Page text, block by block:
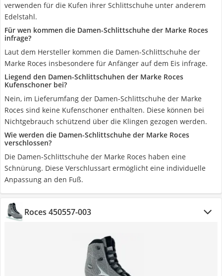
verwenden für die Kufen ihrer Schlittschuhe unter anderem
Edelstahl.
Für wen kommen die Damen-Schlittschuhe der Marke Roces
infrage?
Laut dem Hersteller kommen die Damen-Schlittschuhe der
Marke Roces insbesondere für Anfänger auf dem Eis infrage.
Liegend den Damen-Schlittschuhen der Marke Roces
Kufenschoner bei?
Nein, im Lieferumfang der Damen-Schlittschuhe der Marke
Roces sind keine Kufenschoner enthalten. Diese können bei
Nichtgebrauch schützend über die Klingen gezogen werden.
Wie werden die Damen-Schlittschuhe der Marke Roces
verschlossen?
Die Damen-Schlittschuhe der Marke Roces haben eine
Schnürung. Diese Verschlussart ermöglicht eine individuelle
Anpassung an den Fuß.
Roces ‎450557-003